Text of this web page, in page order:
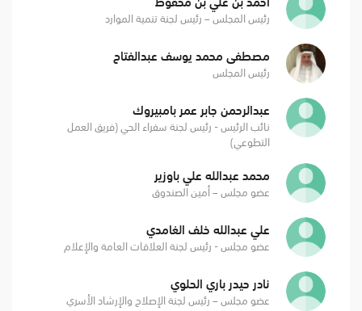
رئيس المجلس – رئيس لجنة تنمية الموارد
مصطفى محمد يوسف عبدالفتاح
رئيس المجلس
عبدالرحمن جابر عمر بامبيروك
نائب الرئيس - رئيس لجنة سفراء الحي (فريق العمل
التطوعي)
محمد عبدالله علي باوزير
عضو مجلس – أمين الصندوق
علي عبدالله خلف الغامدي
عضو مجلس - رئيس لجنة العلاقات العامة والإعلام
نادر حيدر باري الحلوي
عضو مجلس – رئيس لجنة الإصلاح والإرشاد الأسري